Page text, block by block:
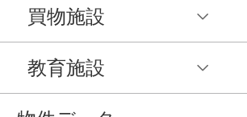
買物施設
教育施設